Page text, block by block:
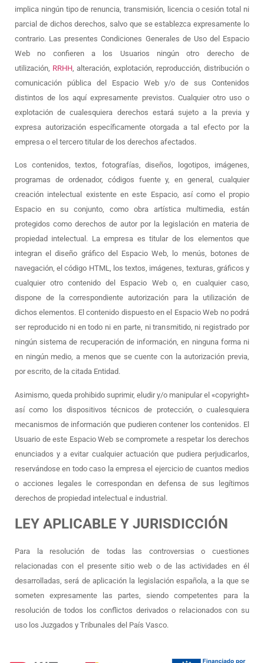
implica ningún tipo de renuncia, transmisión, licencia o cesión total ni
parcial de dichos derechos, salvo que se establezca expresamente lo
contrario. Las presentes Condiciones Generales de Uso del Espacio
Web no confieren a los Usuarios ningún otro derecho de
utilización, RRHH, alteración, explotación, reproducción, distribución o
comunicación pública del Espacio Web y/o de sus Contenidos
distintos de los aquí expresamente previstos. Cualquier otro uso o
explotación de cualesquiera derechos estará sujeto a la previa y
expresa autorización específicamente otorgada a tal efecto por la
empresa o el tercero titular de los derechos afectados.
Los contenidos, textos, fotografías, diseños, logotipos, imágenes,
programas de ordenador, códigos fuente y, en general, cualquier
creación intelectual existente en este Espacio, así como el propio
Espacio en su conjunto, como obra artística multimedia, están
protegidos como derechos de autor por la legislación en materia de
propiedad intelectual. La empresa es titular de los elementos que
integran el diseño gráfico del Espacio Web, lo menús, botones de
navegación, el código HTML, los textos, imágenes, texturas, gráficos y
cualquier otro contenido del Espacio Web o, en cualquier caso,
dispone de la correspondiente autorización para la utilización de
dichos elementos. El contenido dispuesto en el Espacio Web no podrá
ser reproducido ni en todo ni en parte, ni transmitido, ni registrado por
ningún sistema de recuperación de información, en ninguna forma ni
en ningún medio, a menos que se cuente con la autorización previa,
por escrito, de la citada Entidad.
Asimismo, queda prohibido suprimir, eludir y/o manipular el «copyright»
así como los dispositivos técnicos de protección, o cualesquiera
mecanismos de información que pudieren contener los contenidos. El
Usuario de este Espacio Web se compromete a respetar los derechos
enunciados y a evitar cualquier actuación que pudiera perjudicarlos,
reservándose en todo caso la empresa el ejercicio de cuantos medios
o acciones legales le correspondan en defensa de sus legítimos
derechos de propiedad intelectual e industrial.
LEY APLICABLE Y JURISDICCIÓN
Para la resolución de todas las controversias o cuestiones
relacionadas con el presente sitio web o de las actividades en él
desarrolladas, será de aplicación la legislación española, a la que se
someten expresamente las partes, siendo competentes para la
resolución de todos los conflictos derivados o relacionados con su
uso los Juzgados y Tribunales del País Vasco.